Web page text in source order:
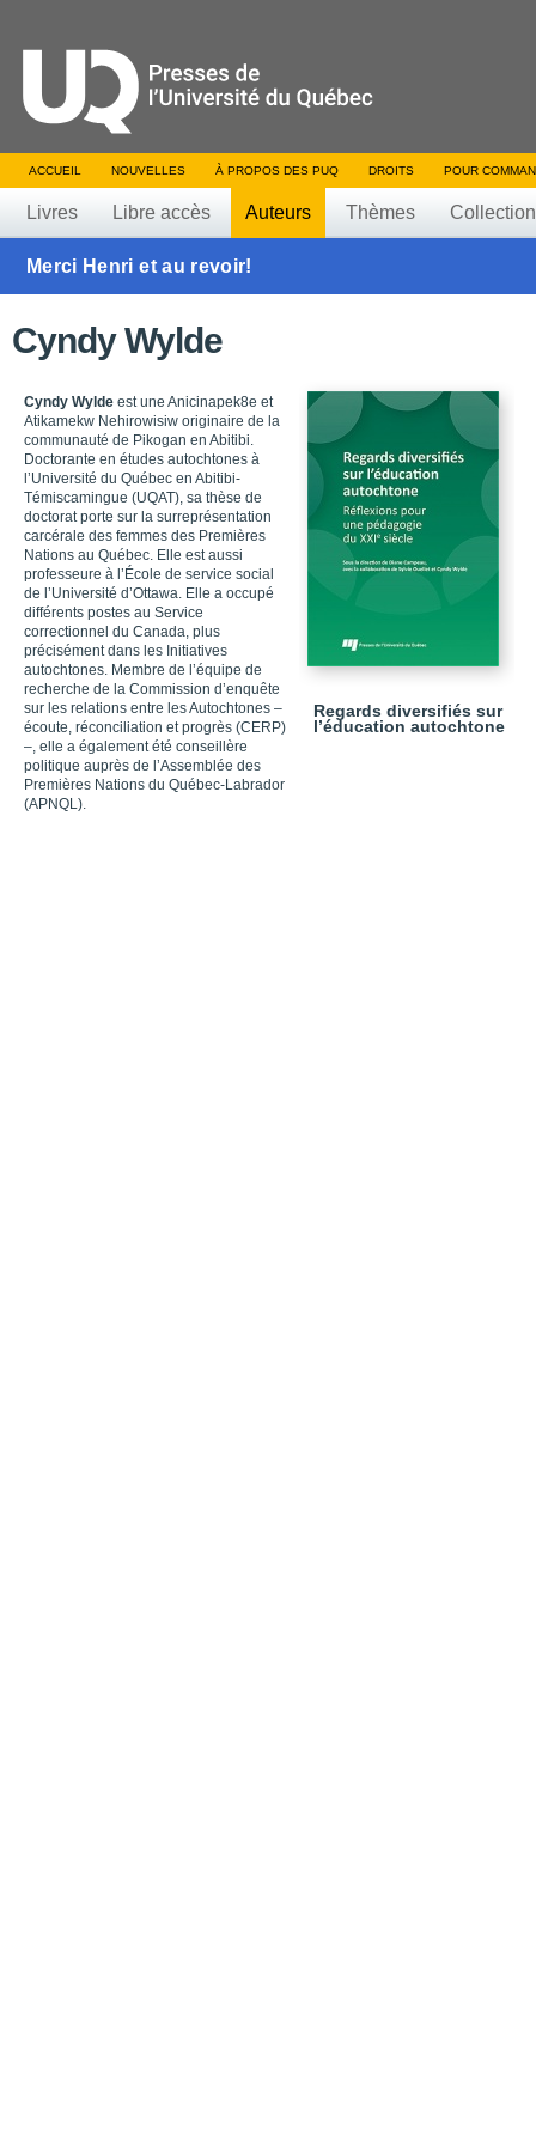
ACCUEIL NOUVELLES À PROPOS DES PUQ DROITS POUR
Livres Libre accès Auteurs Thèmes
Merci Henri et au revoir!
Cyndy Wylde
Cyndy Wylde est une Anicinapek8e et
Atikamekw Nehirowisiw originaire de la
communauté de Pikogan en Abitibi.
Doctorante en études autochtones à
l’Université du Québec en Abitibi-
Témiscamingue (UQAT), sa thèse de
doctorat porte sur la surreprésentation
carcérale des femmes des Premières
Nations au Québec. Elle est aussi
professeure à l’École de service social
de l’Université d’Ottawa. Elle a occupé
différents postes au Service
correctionnel du Canada, plus
précisément dans les Initiatives
autochtones. Membre de l’équipe de
recherche de la Commission d’enquête
sur les relations entre les Autochtones –
écoute, réconciliation et progrès (CERP)
–, elle a également été conseillère
politique auprès de l’Assemblée des
Premières Nations du Québec-Labrador
(APNQL).
Regards diversifiés sur
l’éducation autochtone